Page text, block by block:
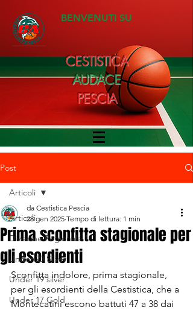
BENVENUTI SU
CESTISTICA
AUDACE
PESCIA
Post
Articoli
Divisione Regionale 1
Under 20 Silver
Under 19 silver
Under 17 Gold
Articoli
Prima sconfitta stagionale per
gli esordienti
da Cestistica Pescia
28 gen 2025 Tempo di lettura: 1 min
Sconfitta indolore, prima stagionale,
per gli esordienti della Cestistica, che a
Montecatini escono battuti 47 a 38 dai